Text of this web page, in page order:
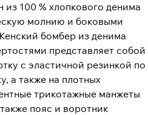
100 % хлопкового денима
молнию и боковыми
бомбер из денима
представляет собой
с эластичной резинкой по
а также на плотных
трикотажные манжеты
пояс и воротник